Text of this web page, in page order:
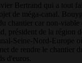
Bertrand qui a tout
de méga-canal.
chantier car non-viable
président de la région
Seine-Nord-Europe
de rendre le chantier
d'euros.